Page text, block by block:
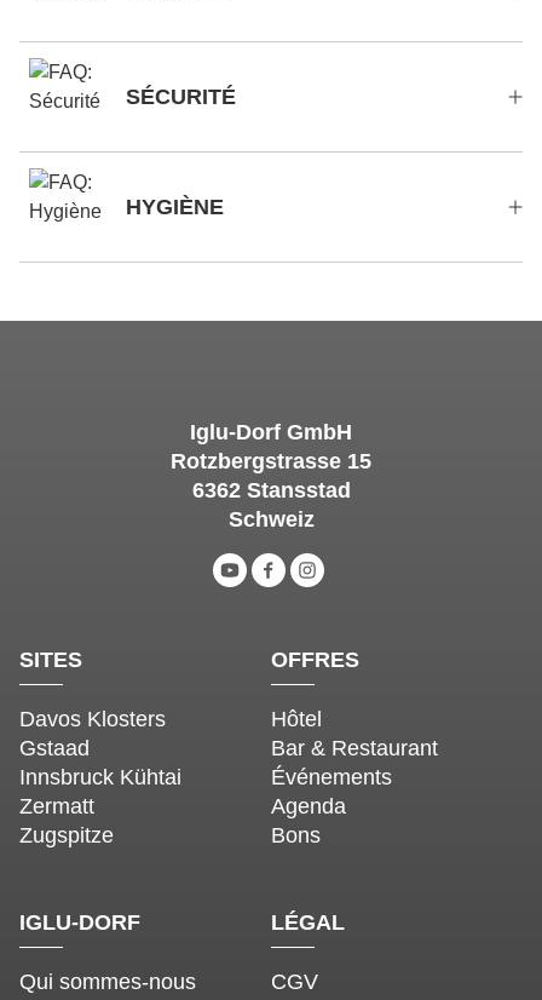
SÉCURITÉ
HYGIÈNE
Iglu-Dorf GmbH
Rotzbergstrasse 15
6362 Stansstad
Schweiz
SITES
Davos Klosters
Gstaad
Innsbruck Kühtai
Zermatt
Zugspitze
OFFRES
Hôtel
Bar & Restaurant
Événements
Agenda
Bons
IGLU-DORF
Qui sommes-nous
LÉGAL
CGV